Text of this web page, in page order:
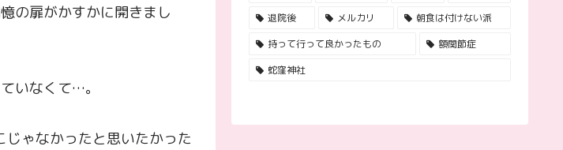
の扉がかすかに開きまし
いなくて…。
ゃなかったと思いたかった
退院後
メルカリ
朝食は付けない派
持って行って良かったもの
額関節症
蛇窪神社